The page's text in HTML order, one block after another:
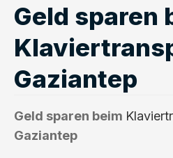
Geld sparen
Gaziantep
Geld sparen beim
Gaziantep